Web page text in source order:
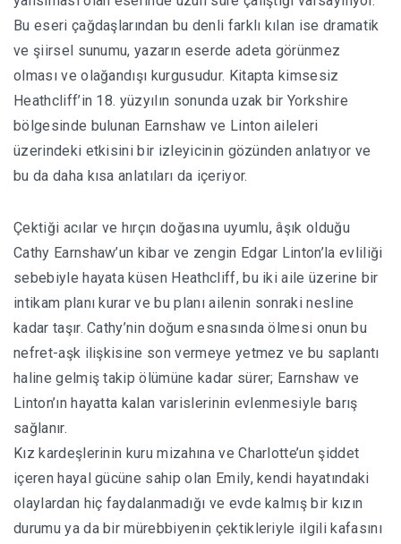
Bu eseri çağdaşlarından bu denli farklı kılan ise dramatik
ve şiirsel sunumu, yazarın eserde adeta görünmez
olması ve olağandışı kurgusudur. Kitapta kimsesiz
Heathcliff’in 18. yüzyılın sonunda uzak bir Yorkshire
bölgesinde bulunan Earnshaw ve Linton aileleri
üzerindeki etkisini bir izleyicinin gözünden anlatıyor ve
bu da daha kısa anlatıları da içeriyor.
Çektiği acılar ve hırçın doğasına uyumlu, âşık olduğu
Cathy Earnshaw’un kibar ve zengin Edgar Linton’la evliliği
sebebiyle hayata küsen Heathcliff, bu iki aile üzerine bir
intikam planı kurar ve bu planı ailenin sonraki nesline
kadar taşır. Cathy’nin doğum esnasında ölmesi onun bu
nefret-aşk ilişkisine son vermeye yetmez ve bu saplantı
haline gelmiş takip ölümüne kadar sürer; Earnshaw ve
Linton’ın hayatta kalan varislerinin evlenmesiyle barış
sağlanır.
Kız kardeşlerinin kuru mizahına ve Charlotte’un şiddet
içeren hayal gücüne sahip olan Emily, kendi hayatındaki
olaylardan hiç faydalanmadığı ve evde kalmış bir kızın
durumu ya da bir mürebbiyenin çektikleriyle ilgili kafasını